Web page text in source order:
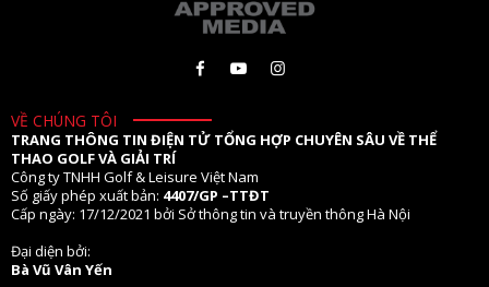
VỀ CHÚNG TÔI
TRANG THÔNG TIN ĐIỆN TỬ TỔNG HỢP CHUYÊN SÂU VỀ THỂ
THAO GOLF VÀ GIẢI TRÍ
Công ty TNHH Golf & Leisure Việt Nam
Số giấy phép xuất bản: 4407/GP –TTĐT
Cấp ngày: 17/12/2021 bởi Sở thông tin và truyền thông Hà Nội
Đại diện bởi:
Bà Vũ Vân Yến